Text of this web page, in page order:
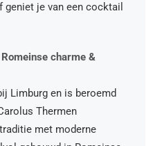
geniet je van een cocktail
charme &
Limburg en is beroemd
Thermen
met moderne